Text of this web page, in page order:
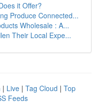
it Offer?
Produce Connected...
Wholesale : A...
Their Local Expe...
| Live | Tag Cloud | Top
Feeds